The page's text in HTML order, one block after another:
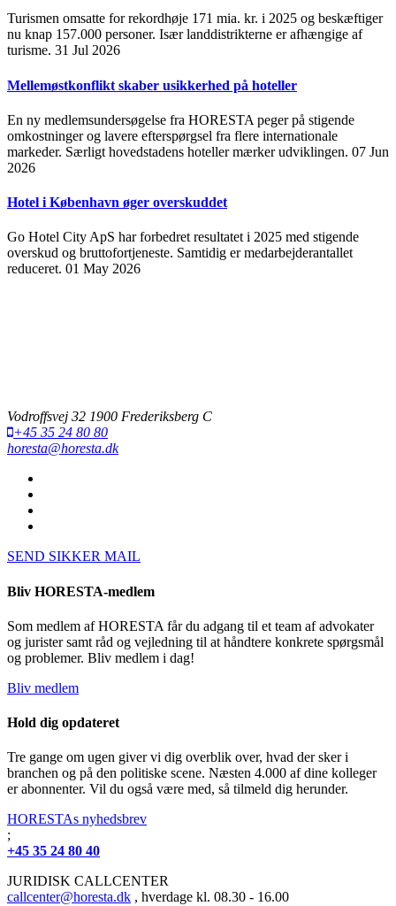
Turismen omsatte for rekordhøje 171 mia. kr. i 2025 og beskæftiger
nu knap 157.000 personer. Især landdistrikterne er afhængige af
turisme. 31 Jul 2026
Mellemøstkonflikt skaber usikkerhed på hoteller
En ny medlemsundersøgelse fra HORESTA peger på stigende
omkostninger og lavere efterspørgsel fra flere internationale
markeder. Særligt hovedstadens hoteller mærker udviklingen. 07 Jun
2026
Hotel i København øger overskuddet
Go Hotel City ApS har forbedret resultatet i 2025 med stigende
overskud og bruttofortjeneste. Samtidig er medarbejderantallet
reduceret. 01 May 2026
Vodroffsvej 32 1900 Frederiksberg C
+45 35 24 80 80
horesta@horesta.dk
SEND SIKKER MAIL
Bliv HORESTA-medlem
Som medlem af HORESTA får du adgang til et team af advokater
og jurister samt råd og vejledning til at håndtere konkrete spørgsmål
og problemer. Bliv medlem i dag!
Bliv medlem
Hold dig opdateret
Tre gange om ugen giver vi dig overblik over, hvad der sker i
branchen og på den politiske scene. Næsten 4.000 af dine kolleger
er abonnenter. Vil du også være med, så tilmeld dig herunder.
HORESTAs nyhedsbrev
;
+45 35 24 80 40
JURIDISK CALLCENTER
callcenter@horesta.dk , hverdage kl. 08.30 - 16.00